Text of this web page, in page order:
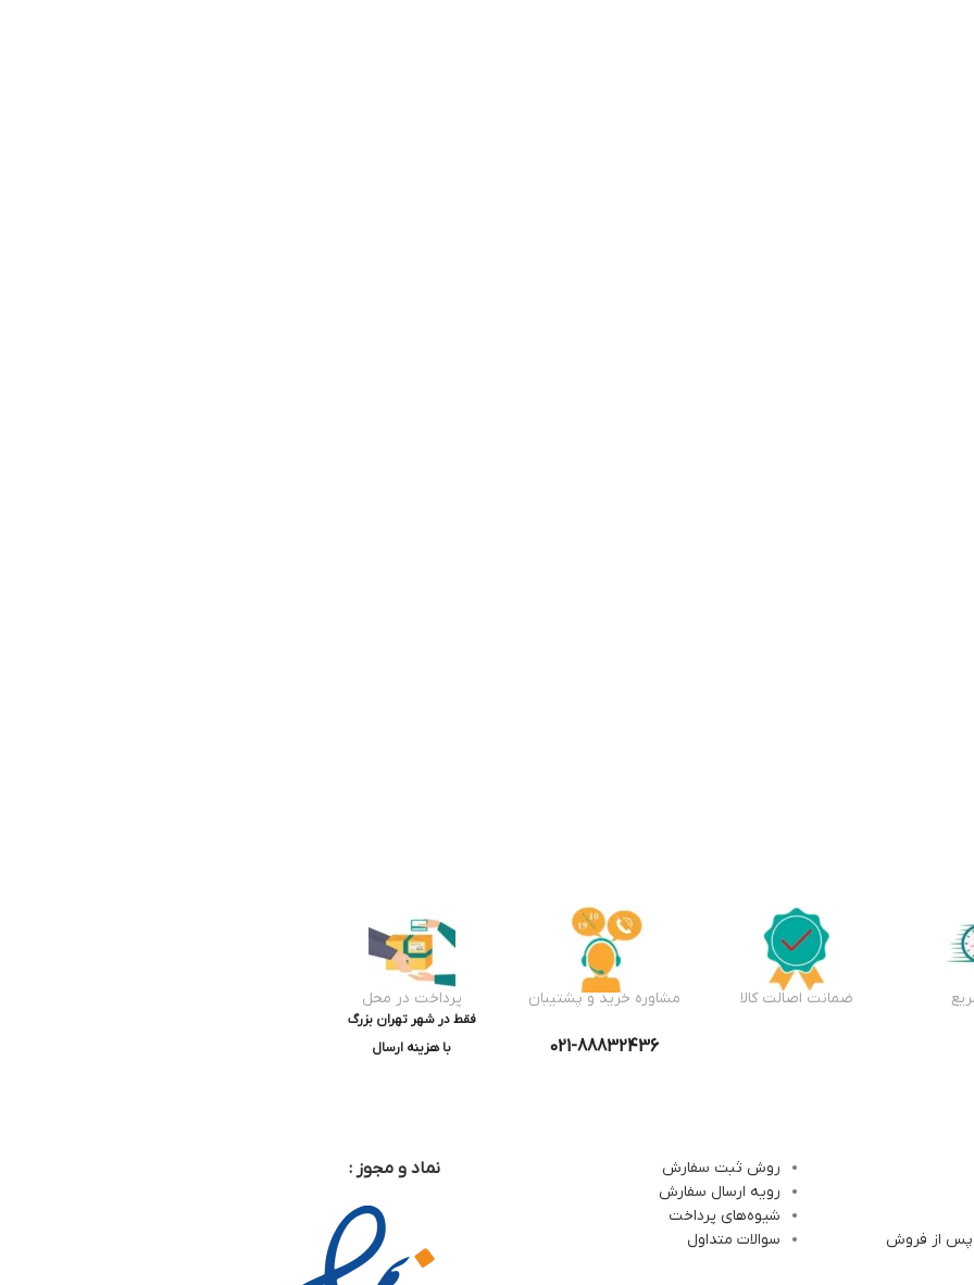
ضمانت اصالت کالا مشاوره خرید و پشتیبان
021-88832436
پرداخت در محل
فقط در شهر تهران بزرگ
با هزینه ارسال
پس از فروش
روش ثبت سفارش
رویه ارسال سفارش
شیوه‌های پرداخت
سوالات متداول
نماد و مجوز :